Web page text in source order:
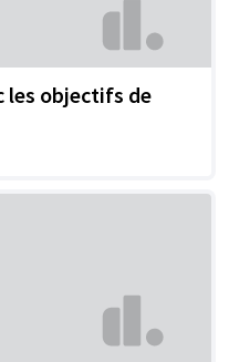
les objectifs de